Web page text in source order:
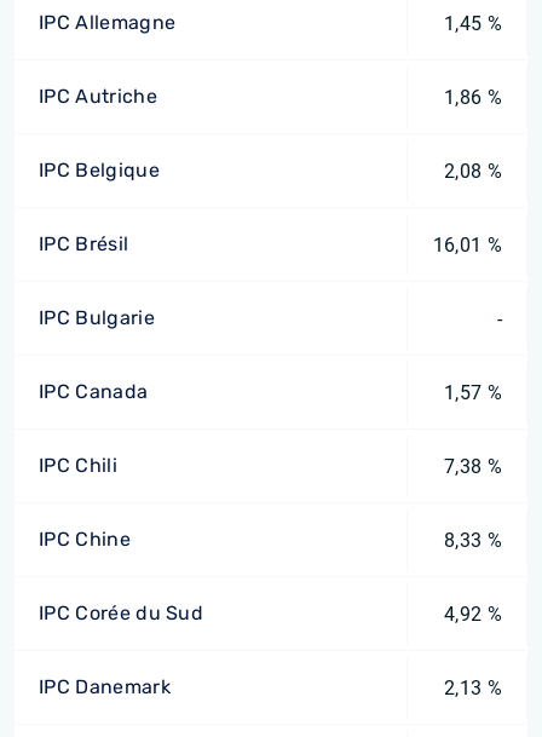
IPC Allemagne 1,45 %
IPC Autriche 1,86 %
IPC Belgique 2,08 %
IPC Brésil 16,01 %
IPC Bulgarie -
IPC Canada 1,57 %
IPC Chili 7,38 %
IPC Chine 8,33 %
IPC Corée du Sud 4,92 %
IPC Danemark 2,13 %